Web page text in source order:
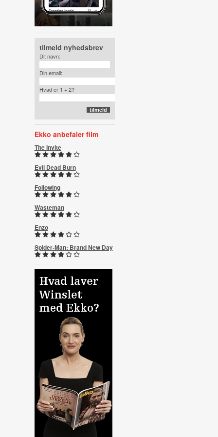
tilmeld nyhedsbrev
Dit navn:
Din email:
Hvad er 1 + 2?
Ekko anbefaler film
The Invite
Evil Dead Burn
Following
Wasteman
Enzo
Spider-Man: Brand New Day